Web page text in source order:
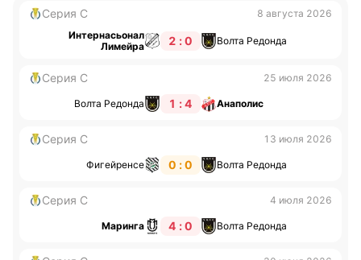
Серия С
8 августа 2026
Интернасьонал
Лимейра
2 : 0 Волта Редонда
Серия С 25 июля 2026
Волта Редонда 1 : 4 Анаполис
Серия С 13 июля 2026
Фигейренсе 0 : 0 Волта Редонда
Серия С 4 июля 2026
Маринга 4 : 0 Волта Редонда